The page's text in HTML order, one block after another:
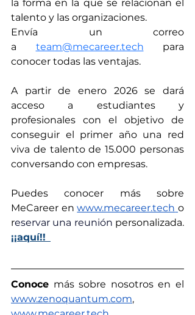
la forma en la que se relacionan el
talento y las organizaciones.
Envía un correo
a
team@mecareer.tech para
conocer todas las ventajas.
A partir de enero 2026 se dará
acceso a estudiantes y
profesionales con el objetivo de
conseguir el primer año una red
viva de talento de 15.000 personas
conversando con empresas.
Puedes conocer más sobre
MeCareer en www.mecareer.tech o
reservar una reunión
¡¡aquí!!
Conoce
www.zenoquantum.com,